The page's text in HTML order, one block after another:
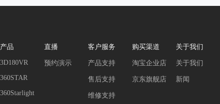
产品
3D180VR
360STAR
360Starlight
直播
预约演示
客户服务
产品支持
售后支持
维修支持
购买渠道
淘宝企业店
京东旗舰店
关于我们
关于我们
新闻